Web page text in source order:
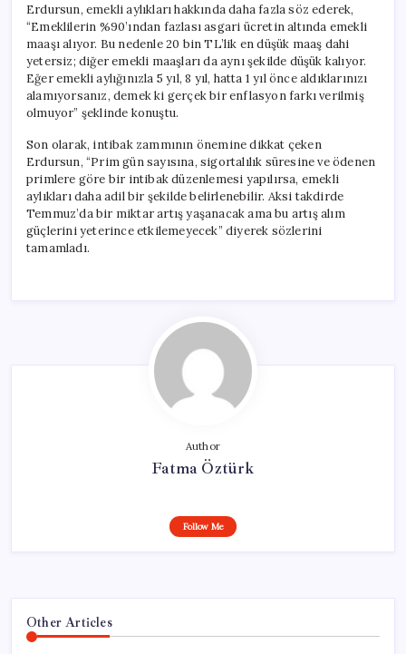
Erdursun, emekli aylıkları hakkında daha fazla söz ederek,
“Emeklilerin %90’ından fazlası asgari ücretin altında emekli
maaşı alıyor. Bu nedenle 20 bin TL’lik en düşük maaş dahi
yetersiz; diğer emekli maaşları da aynı şekilde düşük kalıyor.
Eğer emekli aylığınızla 5 yıl, 8 yıl, hatta 1 yıl önce aldıklarınızı
alamıyorsanız, demek ki gerçek bir enflasyon farkı verilmiş
olmuyor” şeklinde konuştu.
Son olarak, intibak zammının önemine dikkat çeken
Erdursun, “Prim gün sayısına, sigortalılık süresine ve ödenen
primlere göre bir intibak düzenlemesi yapılırsa, emekli
aylıkları daha adil bir şekilde belirlenebilir. Aksi takdirde
Temmuz’da bir miktar artış yaşanacak ama bu artış alım
güçlerini yeterince etkilemeyecek” diyerek sözlerini
tamamladı.
Author
Fatma Öztürk
Follow Me
Other Articles